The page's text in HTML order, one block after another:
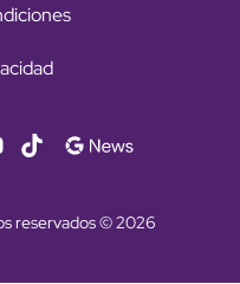
reservados © 2026